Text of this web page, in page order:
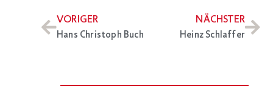
VORIGER
Hans Christoph Buch
NÄCHSTER
Heinz Schlaffer